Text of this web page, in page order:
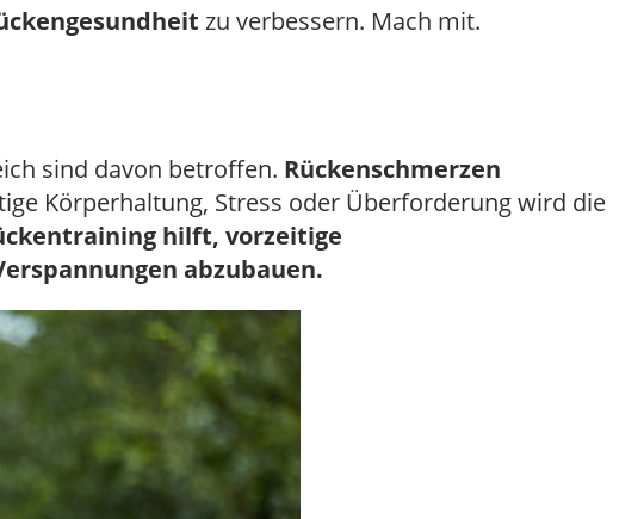
zu verbessern. Mach mit.
sind davon betroffen. Rückenschmerzen
Körperhaltung, Stress oder Überforderung wird die
hilft, vorzeitige
abzubauen.